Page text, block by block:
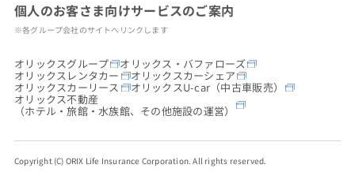
個人のお客さま向けサービスのご案内
※各グループ会社のサイトへリンクします
オリックスグループ オリックス・バファローズ
オリックスレンタカー オリックスカーシェア
オリックスカーリース オリックスU-car（中古車販売）
オリックス不動産
（ホテル・旅館・水族館、その他施設の運営）
Copyright (C) ORIX Life Insurance Corporation. All rights reserved.